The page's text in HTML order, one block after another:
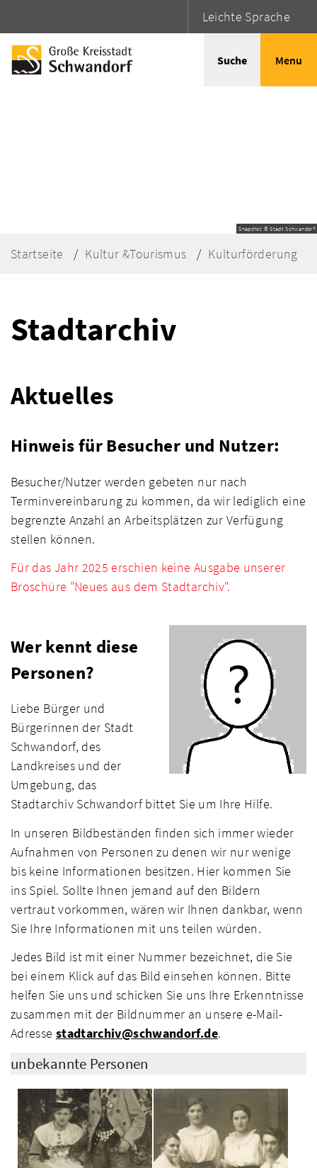
Leichte Sprache
Suche Menu
Snapshot © Stadt Schwandorf
Startseite Kultur &Tourismus Kulturförderung
Stadtarchiv
Aktuelles
Hinweis für Besucher und Nutzer:
Besucher/Nutzer werden gebeten nur nach
Terminvereinbarung zu kommen, da wir lediglich eine
begrenzte Anzahl an Arbeitsplätzen zur Verfügung
stellen können.
Für das Jahr 2025 erschien keine Ausgabe unserer
Broschüre "Neues aus dem Stadtarchiv".
Wer kennt diese
Personen?
Liebe Bürger und
Bürgerinnen der Stadt
Schwandorf, des
Landkreises und der
Umgebung, das
Stadtarchiv Schwandorf bittet Sie um Ihre Hilfe.
In unseren Bildbeständen finden sich immer wieder
Aufnahmen von Personen zu denen wir nur wenige
bis keine Informationen besitzen. Hier kommen Sie
ins Spiel. Sollte Ihnen jemand auf den Bildern
vertraut vorkommen, wären wir Ihnen dankbar, wenn
Sie Ihre Informationen mit uns teilen würden.
Jedes Bild ist mit einer Nummer bezeichnet, die Sie
bei einem Klick auf das Bild einsehen können. Bitte
helfen Sie uns und schicken Sie uns Ihre Erkenntnisse
zusammen mit der Bildnummer an unsere e-Mail-
Adresse stadtarchiv@schwandorf.de.
unbekannte Personen